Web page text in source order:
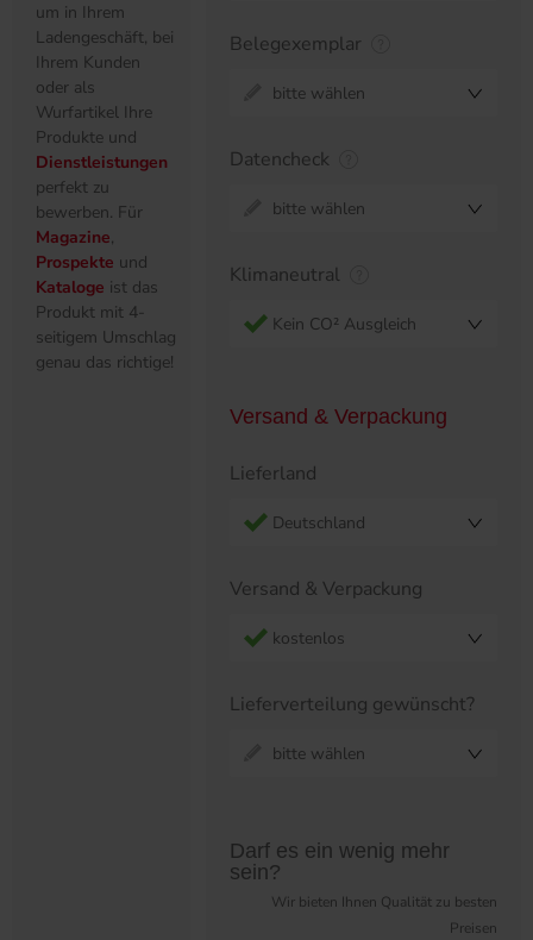
um in Ihrem
Ladengeschäft, bei
Ihrem Kunden
oder als
Wurfartikel Ihre
Produkte und
Dienstleistungen
perfekt zu
bewerben. Für
Magazine,
Prospekte und
Kataloge ist das
Produkt mit 4-
seitigem Umschlag
genau das richtige!
Belegexemplar
bitte wählen
Datencheck
bitte wählen
Klimaneutral
Kein CO² Ausgleich
Versand & Verpackung
Lieferland
Deutschland
Versand & Verpackung
kostenlos
Lieferverteilung gewünscht?
bitte wählen
Darf es ein wenig mehr
sein?
Wir bieten Ihnen Qualität zu besten
Preisen